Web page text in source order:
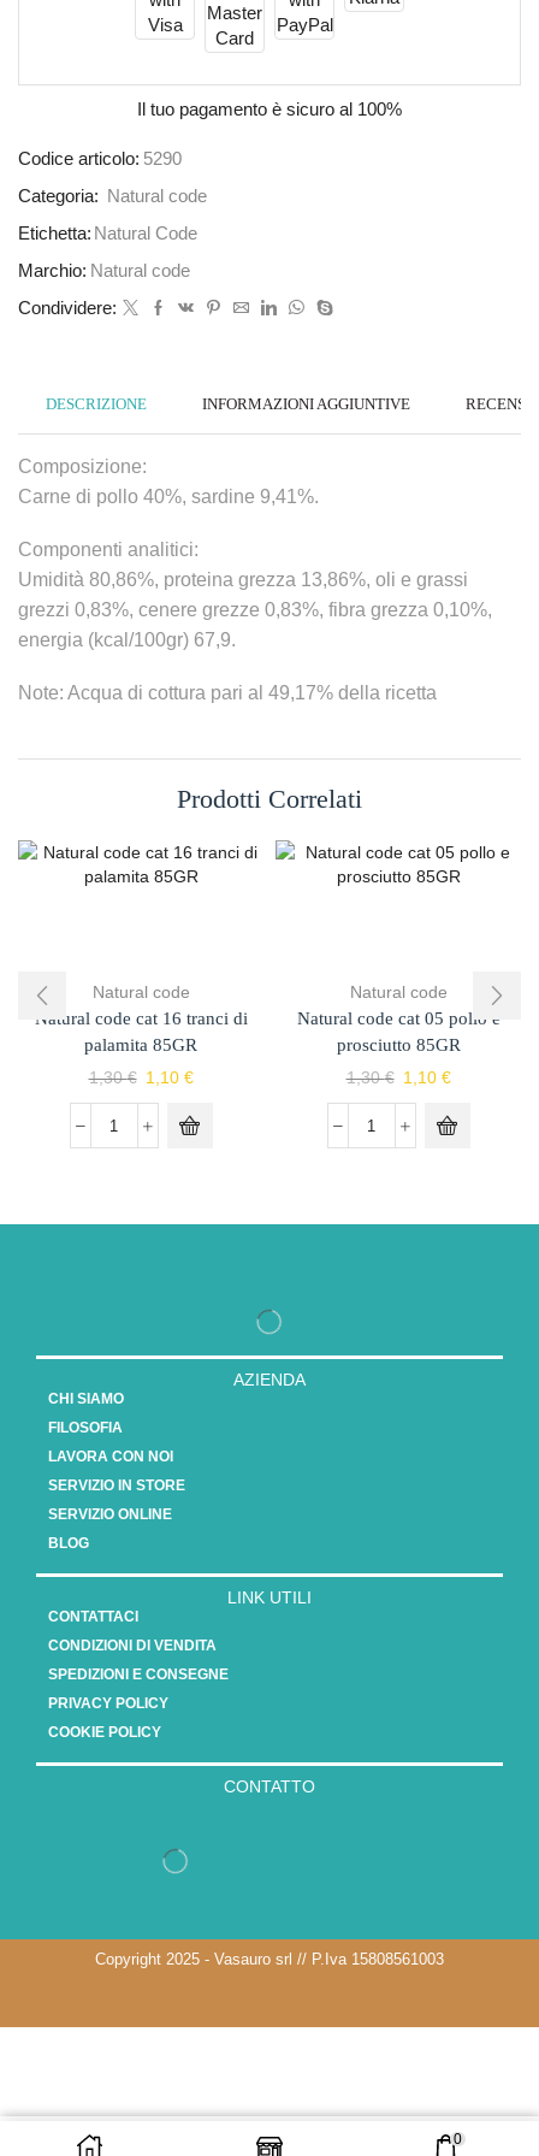
Il tuo pagamento è sicuro al 100%
Codice articolo: 5290
Categoria:
Natural code
Etichetta: Natural Code
Marchio: Natural code
Condividere:
DESCRIZIONE INFORMAZIONI AGGIUNTIVE
Composizione:
Carne di pollo 40%, sardine 9,41%.
Componenti analitici:
Umidità 80,86%, proteina grezza 13,86%, oli e grassi
grezzi 0,83%, cenere grezze 0,83%, fibra grezza 0,10%,
energia (kcal/100gr) 67,9.
Note: Acqua di cottura pari al 49,17% della ricetta
Prodotti Correlati
Natural code
Natural code cat 16 tranci di
palamita 85GR
1,30€ 1,10 €
Natural code
Natural code cat 05 pollo e
prosciutto 85GR
1,30€ 1,10 €
AZIENDA
CHI SIAMO
FILOSOFIA
LAVORA CON NOI
SERVIZIO IN STORE
SERVIZIO ONLINE
BLOG
LINK UTILI
CONTATTACI
CONDIZIONI DI VENDITA
SPEDIZIONI E CONSEGNE
PRIVACY POLICY
COOKIE POLICY
CONTATTO
Copyright 2025 - Vasauro srl // P.Iva 15808561003
0